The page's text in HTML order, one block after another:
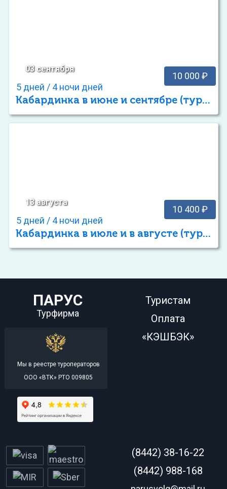
03 сентября
10 000 ₽
5 дней / 4 ночи дней
Кабардинка в июне и сентябре (тур выходного дня)
13 августа
10 400 ₽
5 дней / 4 ночи дней
Кабардинка в июле и в августе (тур выходного дня)
ПАРУС
Турфирма
Мы в реестре туроператоров
ООО «ВТК» РТО 009805
Туристам
Оплата
«КЭШБЭК»
(8442) 38-16-22
(8442) 988-168